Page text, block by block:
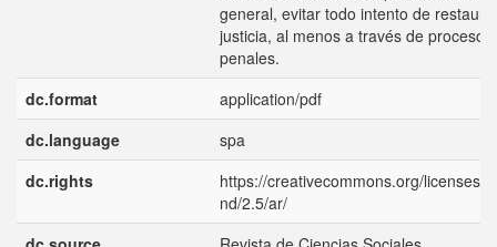
general, evitar todo intento de
justicia, al menos a través de procesos
penales.
dc.format
application/pdf
dc.language
spa
dc.rights
https://creativecommons.org/licenses/
nd/2.5/ar/